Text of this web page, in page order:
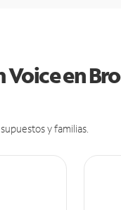
Voice en
y familias.